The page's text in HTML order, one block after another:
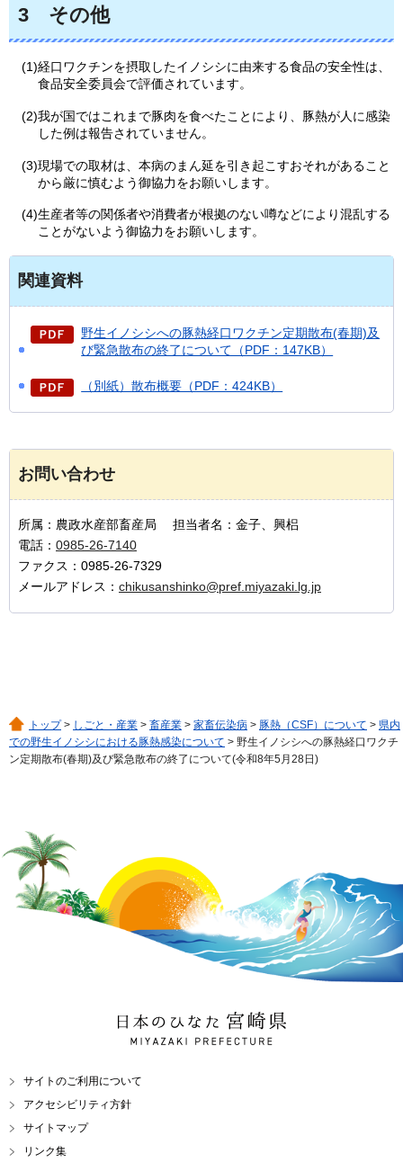
3 その他
(1)経口ワクチンを摂取したイノシシに由来する食品の安全性は、
食品安全委員会で評価されています。
(2)我が国ではこれまで豚肉を食べたことにより、豚熱が人に感染
した例は報告されていません。
(3)現場での取材は、本病のまん延を引き起こすおそれがあること
から厳に慎むよう御協力をお願いします。
(4)生産者等の関係者や消費者が根拠のない噂などにより混乱する
ことがないよう御協力をお願いします。
関連資料
野生イノシシへの豚熱経口ワクチン定期散布(春期)及
び緊急散布の終了について（PDF：147KB）
（別紙）散布概要（PDF：424KB）
お問い合わせ
所属：農政水産部畜産局 担当者名：金子、興梠
電話： 0985-26-7140
ファクス：0985-26-7329
メールアドレス： chikusanshinko@pref.miyazaki.lg.jp
トップ> しごと・産業 > 畜産業 > 家畜伝染病 > 豚熱（CSF）について > 県内
での野生イノシシにおける豚熱感染について > 野生イノシシへの豚熱経口ワクチ
ン定期散布(春期)及び緊急散布の終了について(令和8年5月28日)
日本のひなた 宮崎県
MIYAZAKI PREFECTURE
サイトのご利用について
アクセシビリティ方針
サイトマップ
リンク集